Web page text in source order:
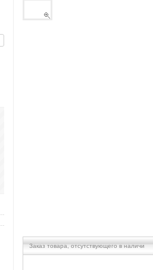
Заказ товара, отсутствующего в наличи